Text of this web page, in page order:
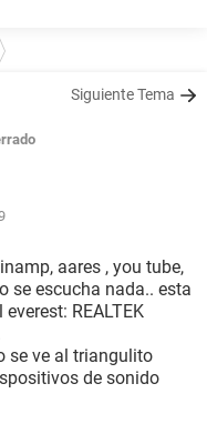
Siguiente Tema
aares , you tube,
se escucha nada.. esta
REALTEK
se ve al triangulito
de sonido